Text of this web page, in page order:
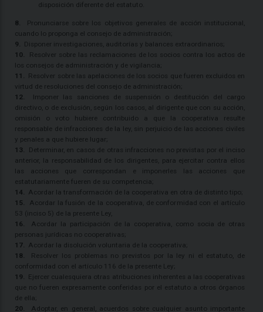
disposición diferente del estatuto.
8. Pronunciarse sobre los objetivos generales de acción institucional,
cuando lo proponga el consejo de administración;
9. Disponer investigaciones, auditorías y balances extraordinarios;
10. Resolver sobre las reclamaciones de los socios contra los actos de
los consejos de administración y de vigilancia;
11. Resolver sobre las apelaciones de los socios que fueren excluidos en
virtud de resoluciones del consejo de administración;
12.
Imponer las sanciones de suspensión o destitución del cargo
directivo, o de exclusión, según los casos, al dirigente que con su acción,
omisión o voto hubiere contribuido a que la cooperativa resulte
responsable de infracciones de la ley, sin perjuicio de las acciones civiles
y penales a que hubiere lugar;
13.
Determinar, en casos de otras infracciones no previstas por el inciso
anterior, la responsabilidad de los dirigentes, para ejercitar contra ellos
las acciones que correspondan e imponerles las acciones que
estatutariamente fueren de su competencia;
14. Acordar la transformación de la cooperativa en otra de distinto tipo;
15. Acordar la fusión de la cooperativa, de conformidad con el artículo
53 (inciso 5) de la presente Ley,
16. Acordar la participación de la cooperativa, como socia de otras
personas jurídicas no cooperativas;
17. Acordar la disolución voluntaria de la cooperativa;
18. Resolver los problemas no previstos por la ley ni el estatuto, de
conformidad con el artículo 116 de la presente Ley;
19. Ejercer cualesquiera otras atribuciones inherentes a las cooperativas
que no fueren expresamente conferidas por el estatuto a otros órganos
de ella;
20. Adoptar, en general, acuerdos sobre cualquier asunto importante